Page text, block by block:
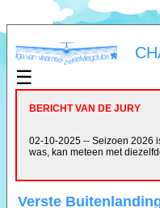
☰
BERICHT VAN DE JURY
02-10-2025 -- Seizoen 2026
was, kan meteen met
Verste